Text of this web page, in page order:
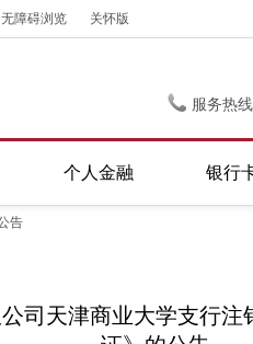
无障碍浏览 关怀版
服务热
个人金融 银行
告
司天津商业大学支行